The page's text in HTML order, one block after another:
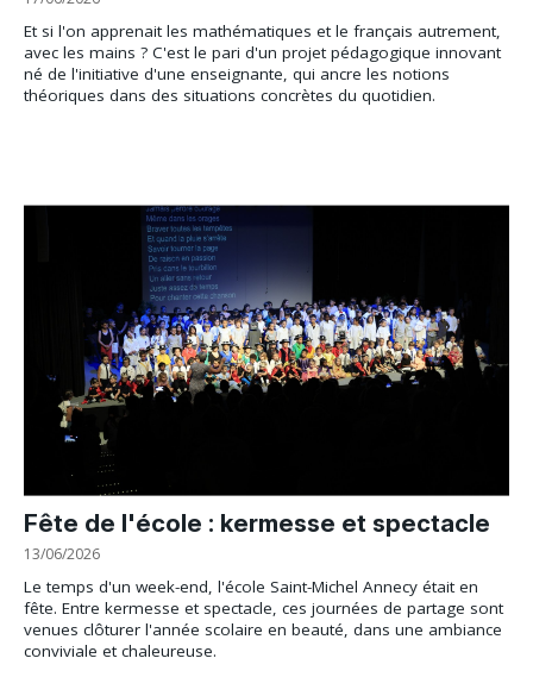
Et si l'on apprenait les mathématiques et le français autrement,
avec les mains ? C'est le pari d'un projet pédagogique innovant
né de l'initiative d'une enseignante, qui ancre les notions
théoriques dans des situations concrètes du quotidien.
Fête de l'école : kermesse et spectacle
13/06/2026
Le temps d'un week-end, l'école Saint-Michel Annecy était en
fête. Entre kermesse et spectacle, ces journées de partage sont
venues clôturer l'année scolaire en beauté, dans une ambiance
conviviale et chaleureuse.